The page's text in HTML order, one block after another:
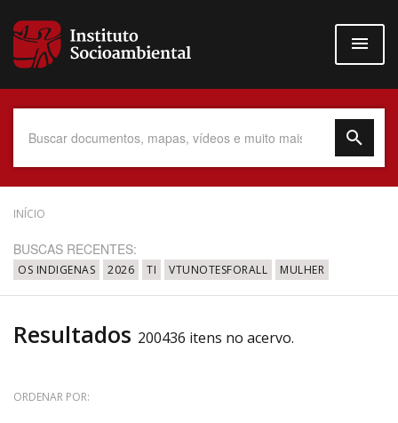
para
conteúdo
Data do Documento
Até
Povo Indígena
INÍCIO
BUSCAS RECENTES:
OS INDIGENAS 2026 TI VTUNOTESFORALL MULHER
Resultados 200436 itens no acervo.
ORDENAR POR: